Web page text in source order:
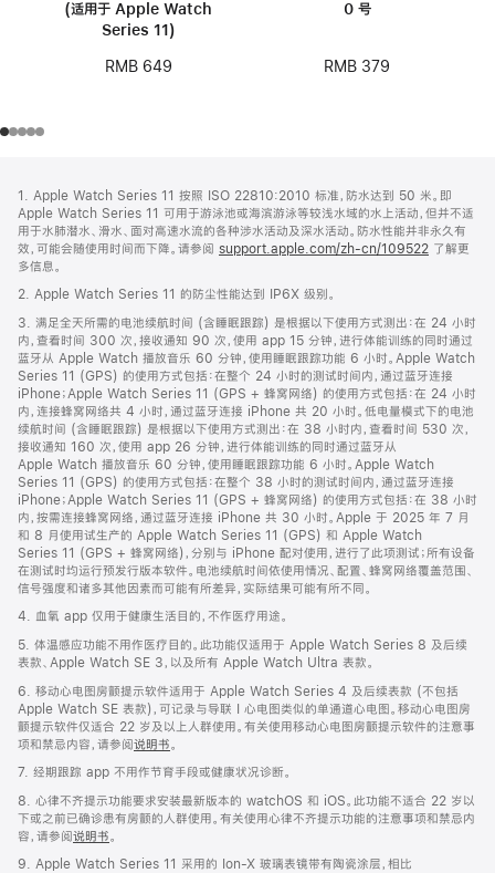
(适用于 Apple Watch
Series 11)
RMB 649
0 号
RMB 379
页
页
脚
注
1. Apple Watch Series 11 按照 ISO 22810:2010 标准，防水达到 50 米。即
Apple Watch Series 11 可用于游泳池或海滨游泳等较浅水域的水上活动，但并不适
用于水肺潜水、滑水、面对高速水流的各种涉水活动及深水活动。防水性能并非永久有
效，可能会随使用时间而下降。请参阅 support.apple.com/zh-cn/109522 了解更
多信息。
2. Apple Watch Series 11 的防尘性能达到 IP6X 级别。
3. 满足全天所需的电池续航时间 (含睡眠跟踪) 是根据以下使用方式测出：在 24 小时
内，查看时间 300 次，接收通知 90 次，使用 app 15 分钟，进行体能训练的同时通过
蓝牙从 Apple Watch 播放音乐 60 分钟，使用睡眠跟踪功能 6 小时。Apple Watch
Series 11 (GPS) 的使用方式包括：在整个 24 小时的测试时间内，通过蓝牙连接
iPhone；Apple Watch Series 11 (GPS + 蜂窝网络) 的使用方式包括：在 24 小时
内，连接蜂窝网络共 4 小时，通过蓝牙连接 iPhone 共 20 小时。低电量模式下的电池
续航时间 (含睡眠跟踪) 是根据以下使用方式测出：在 38 小时内，查看时间 530 次，
接收通知 160 次，使用 app 26 分钟，进行体能训练的同时通过蓝牙从
Apple Watch 播放音乐 60 分钟，使用睡眠跟踪功能 6 小时。Apple Watch
Series 11 (GPS) 的使用方式包括：在整个 38 小时的测试时间内，通过蓝牙连接
iPhone；Apple Watch Series 11 (GPS + 蜂窝网络) 的使用方式包括：在 38 小时
内，按需连接蜂窝网络，通过蓝牙连接 iPhone 共 30 小时。Apple 于 2025 年 7 月
和 8 月使用试生产的 Apple Watch Series 11 (GPS) 和 Apple Watch
Series 11 (GPS + 蜂窝网络)，分别与 iPhone 配对使用，进行了此项测试；所有设备
在测试时均运行预发行版本软件。电池续航时间依使用情况、配置、蜂窝网络覆盖范围、
信号强度和诸多其他因素而可能有所差异，实际结果可能有所不同。
4. 血氧 app 仅用于健康生活目的，不作医疗用途。
5. 体温感应功能不用作医疗目的。此功能仅适用于 Apple Watch Series 8 及后续
表款、Apple Watch SE 3，以及所有 Apple Watch Ultra 表款。
6. 移动心电图房颤提示软件适用于 Apple Watch Series 4 及后续表款 (不包括
Apple Watch SE 表款)，可记录与导联 I 心电图类似的单通道心电图。移动心电图房
颤提示软件仅适合 22 岁及以上人群使用。有关使用移动心电图房颤提示软件的注意事
项和禁忌内容，请参阅说明书。
7. 经期跟踪 app 不用作节育手段或健康状况诊断。
8. 心律不齐提示功能要求安装最新版本的 watchOS 和 iOS。此功能不适合 22 岁以
下或之前已确诊患有房颤的人群使用。有关使用心律不齐提示功能的注意事项和禁忌内
容，请参阅说明书。
9. Apple Watch Series 11 采用的 Ion-X 玻璃表镜带有陶瓷涂层，相比